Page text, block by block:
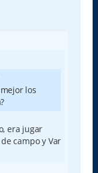
los
era jugar
campo y Var